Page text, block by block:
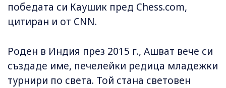
победата си Каушик пред Chess.com,
цитиран и от CNN.
Роден в Индия през 2015 г., Ашват вече си
създаде име, печелейки редица младежки
турнири по света. Той стана световен